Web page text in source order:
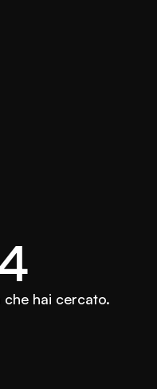
hai cercato.